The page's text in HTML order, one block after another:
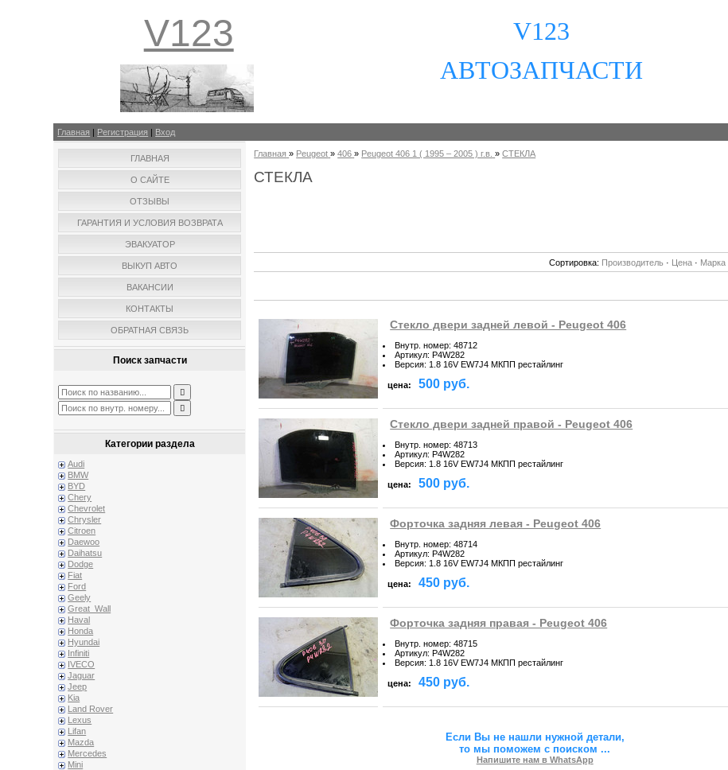
V123
V123
АВТОЗАПЧАСТИ
Главная | Регистрация | Вход
ГЛАВНАЯ
О САЙТЕ
ОТЗЫВЫ
ГАРАНТИЯ И УСЛОВИЯ ВОЗВРАТА
ЭВАКУАТОР
ВЫКУП АВТО
ВАКАНСИИ
КОНТАКТЫ
ОБРАТНАЯ СВЯЗЬ
Поиск запчасти
Категории раздела
Audi
BMW
BYD
Chery
Chevrolet
Chrysler
Citroen
Daewoo
Daihatsu
Dodge
Fiat
Ford
Geely
Great_Wall
Haval
Honda
Hyundai
Infiniti
IVECO
Jaguar
Jeep
Kia
Land Rover
Lexus
Lifan
Mazda
Mercedes
Mini
Главная » Peugeot »406 » Peugeot 406 1 ( 1995 – 2005 ) г.в. »СТЕКЛА
СТЕКЛА
Сортировка: Производитель · Цена · Марка
Стекло двери задней левой - Peugeot 406
Внутр. номер: 48712
Артикул: P4W282
Версия: 1.8 16V EW7J4 МКПП рестайлинг
цена: 500 руб.
Стекло двери задней правой - Peugeot 406
Внутр. номер: 48713
Артикул: P4W282
Версия: 1.8 16V EW7J4 МКПП рестайлинг
цена: 500 руб.
Форточка задняя левая - Peugeot 406
Внутр. номер: 48714
Артикул: P4W282
Версия: 1.8 16V EW7J4 МКПП рестайлинг
цена: 450 руб.
Форточка задняя правая - Peugeot 406
Внутр. номер: 48715
Артикул: P4W282
Версия: 1.8 16V EW7J4 МКПП рестайлинг
цена: 450 руб.
Если Вы не нашли нужной детали,
то мы поможем с поиском...
Напишите нам в WhatsApp